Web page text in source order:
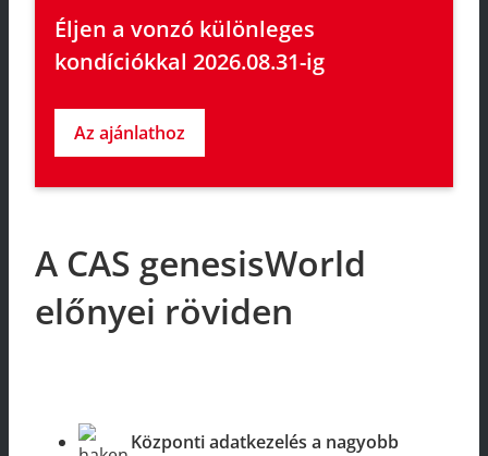
Éljen a vonzó különleges
kondíciókkal 2026.08.31-ig
Az ajánlathoz
A CAS genesisWorld
előnyei röviden
Központi adatkezelés a nagyobb